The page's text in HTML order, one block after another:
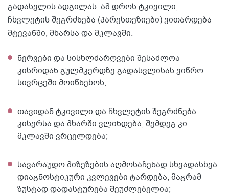
გადასვლის ადგილას. ამ დროს ტკივილი,
ჩხვლეტის შეგრძნება (პარესთეზიები) ვითარდება
მტევანში, მხარსა და მკლავში.
ნერვები და სისხლძარღვები შესაძლოა
კისრიდან გულმკერდზე გადასვლისას ვიწრო
სივრცეში მოიწნეხოს;
თავიდან ტკივილი და ჩხვლეტის შეგრძნება
კისერსა და მხარში ვლინდება, შემდეგ კი
მკლავში ვრცელდება;
სავარაუდო მიზეზების აღმოსაჩენად სხვადასხვა
დიაგნოსტიკური კვლევები ტარდება, მაგრამ
ზუსტად დადასტურება შეუძლებელია;